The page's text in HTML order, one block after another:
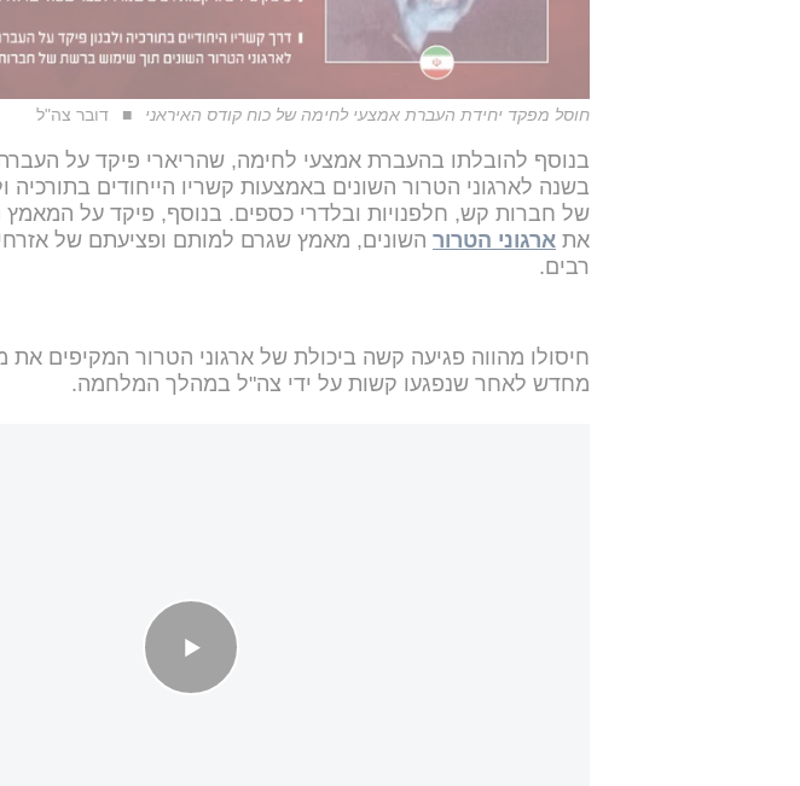
חוסל מפקד יחידת העברת אמצעי לחימה של כוח קודס האיראני דובר צה"ל
בנוסף להובלתו בהעברת אמצעי לחימה, שהריארי פיקד על העברת
בשנה לארגוני הטרור השונים באמצעות קשריו הייחודים בתורכיה
של חברות קש, חלפנויות ובלדרי כספים. בנוסף, פיקד על
את ארגוני הטרור השונים, מאמץ שגרם למותם ופציעתם של
רבים.
חיסולו מהווה פגיעה קשה ביכולת של ארגוני הטרור המקיפים
מחדש לאחר שנפגעו קשות על ידי צה"ל במהלך המלחמה.